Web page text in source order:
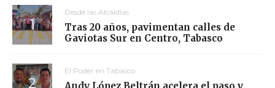
Desde las Alcaldías
Tras 20 años, pavimentan calles de
Gaviotas Sur en Centro, Tabasco
El Poder en Tabasco